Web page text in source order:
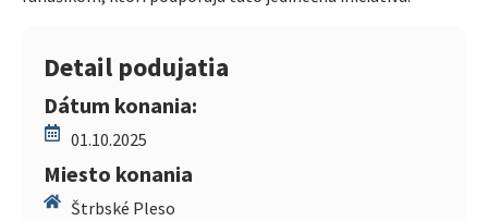
Detail podujatia
Dátum konania:
01.10.2025
Miesto konania
Štrbské Pleso